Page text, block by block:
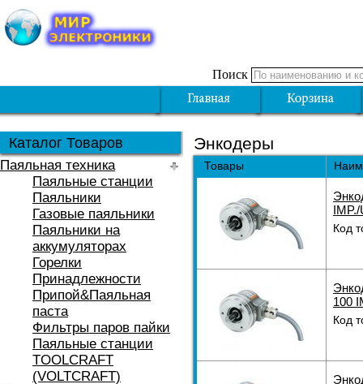
Поиск
Каталог Товаров
Паяльная техника
Паяльные станции
Паяльники
Газовые паяльники
Паяльники на
аккумуляторах
Горелки
Принадлежности
Припой&Паяльная
паста
Фильтры паров пайки
Паяльные станции
TOOLCRAFT
(VOLTCRAFT)
Энкодеры
Товары
Код
100
Код